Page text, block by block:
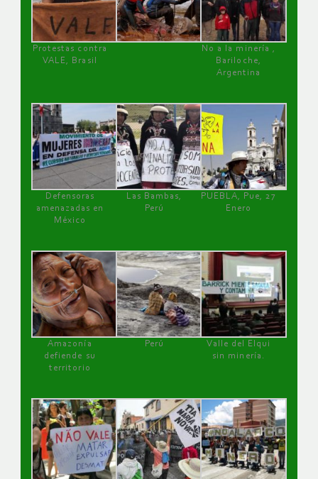
Protestas contra
VALE, Brasil
No a la minería ,
Bariloche,
Argentina
Defensoras
amenazadas en
México
Las Bambas,
Perú
PUEBLA, Pue, 27
Enero
Amazonía
defiende su
territorio
Perú
Valle del Elqui
sin minería.